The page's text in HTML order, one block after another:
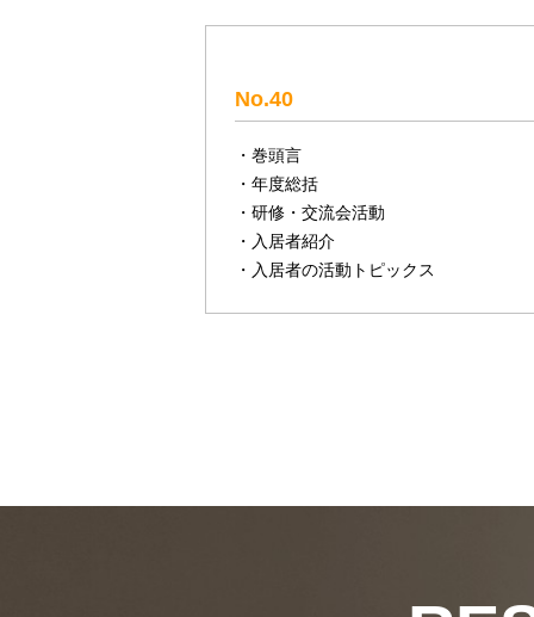
No.40
・巻頭言
・年度総括
・研修・交流会活動
・入居者紹介
・入居者の活動トピックス